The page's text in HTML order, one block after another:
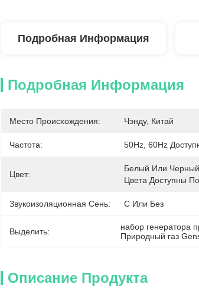
Подробная Информация
Подробная Информация
Место Происхождения: Чэнду, Китай
Частота: 50Hz, 60Hz
Цвет:
Белый Или
Цвета Доступны
Звукоизоляционная Сень: С Или Без
Выделить: набор генератора
Природный газ
Описание Продукта